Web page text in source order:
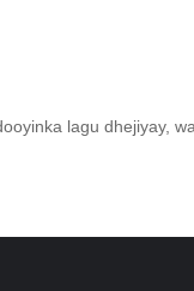
lagu dhejiyay,